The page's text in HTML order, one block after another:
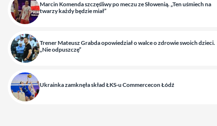
Marcin Komenda szczęśliwy po meczu ze Słowenią. „Ten uśmiech na
twarzy każdy będzie miał”
Trener Mateusz Grabda opowiedział o walce o zdrowie swoich dzieci.
„Nie odpuszczę”
Ukrainka zamknęła skład ŁKS-u Commercecon Łódź